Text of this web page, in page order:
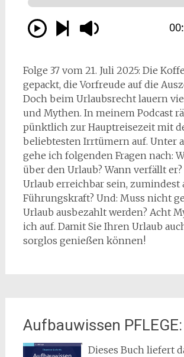
Folge 37 vom 21. Juli 2025: Die
gepackt, die Vorfreude auf die
Doch beim Urlaubsrecht lauern
und Mythen. In meinem Podcast
pünktlich zur Hauptreisezeit mit
beliebtesten Irrtümern auf. Unter
gehe ich folgenden Fragen nach:
über den Urlaub? Wann verfällt
Urlaub erreichbar sein, zumindest
Führungskraft? Und: Muss nicht
Urlaub ausbezahlt werden? Acht
ich auf. Damit Sie Ihren Urlaub
sorglos genießen können!
Aufbauwissen
Dieses Buch liefert